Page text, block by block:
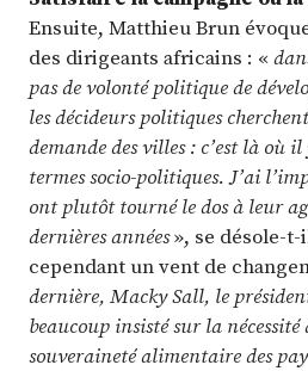
Ensuite, Matthieu Brun
des dirigeants africains : «
pas de volonté politique de
les décideurs politiques
demande des villes : c’est là où
termes socio-politiques. J’ai
ont plutôt tourné le dos à leur
dernières années», se désole-
cependant un vent de
dernière, Macky Sall, le
beaucoup insisté sur la nécessité
souveraineté alimentaire des